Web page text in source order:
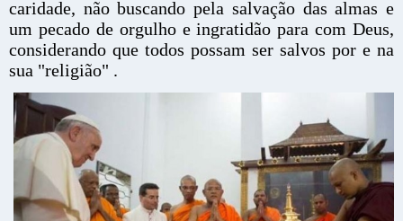
caridade, não buscando pela salvação das almas e
um pecado de orgulho e ingratidão para com Deus,
considerando que todos possam ser salvos por e na
sua "religião" .